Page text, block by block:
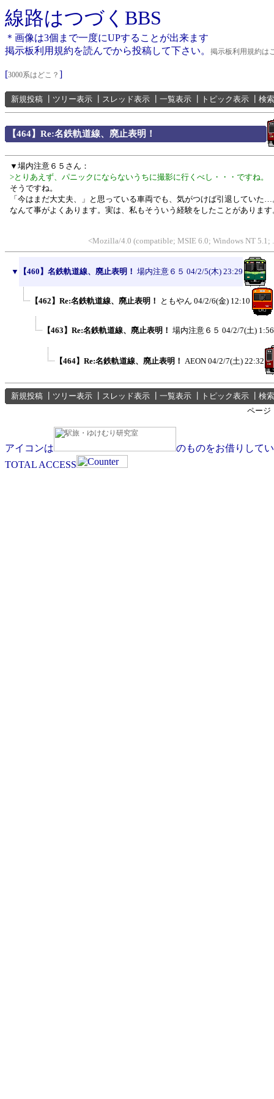
線路はつづくBBS
＊画像は3個まで一度にUPすることが出来ます
掲示板利用規約を読んでから投稿して下さい。
掲示板利用規約は
[3000系はどこ？ ]
新規投稿 ツリー表示 スレッド表示 一覧表示 トピック表示 検索
【464】Re:名鉄軌道線、廃止表明！
▼場内注意６５さん：
>とりあえず、パニックにならないうちに撮影に行くべし・・・ですね。
そうですね。
「今はまだ大丈夫、」と思っている車両でも、気がつけば引退していた…
なんて事がよくあります。実は、私もそういう経験をしたことがあります
<Mozilla/4.0 (compatible; MSIE 6.0; Windows NT 5.1;
▼ 【460】名鉄軌道線、廃止表明！ 場内注意６５ 04/2/5(木) 23:29
【462】Re:名鉄軌道線、廃止表明！ ともやん 04/2/6(金) 12:10
【463】Re:名鉄軌道線、廃止表明！ 場内注意６５ 04/2/7(土) 1:56
【464】Re:名鉄軌道線、廃止表明！ AEON 04/2/7(土) 22:32
新規投稿 ツリー表示 スレッド表示 一覧表示 トピック表示
検索
ページ
アイコンは
のものをお借りして
TOTAL ACCESS